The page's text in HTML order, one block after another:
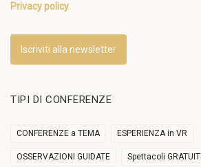
Privacy policy
Iscriviti alla newsletter
TIPI DI CONFERENZE
CONFERENZE a TEMA ESPERIENZA in VR
OSSERVAZIONI GUIDATE Spettacoli GRATUITI